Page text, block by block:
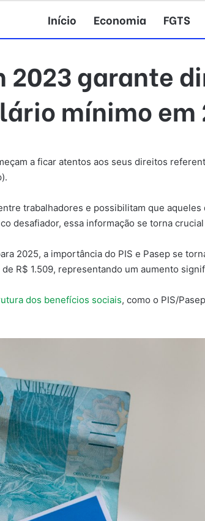
Início Economia FGTS
2023 garante
mínimo em
a ficar atentos aos seus direitos
trabalhadores e possibilitam que
desafiador, essa informação se torna
2025, a importância do PIS e Pasep se
R$ 1.509, representando um aumento
dos benefícios sociais, como o PIS/